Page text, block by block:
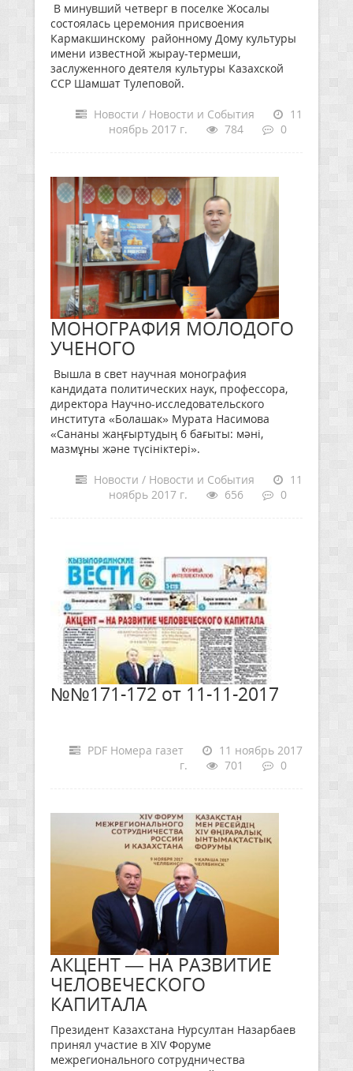
В минувший четверг в поселке Жосалы
состоялась церемония присвоения
Кармакшинскому районному Дому культуры
имени известной жырау-термеши,
заслуженного деятеля культуры Казахской
ССР Шамшат Тулеповой.
Новости / Новости и События
11
ноябрь 2017 г.
784 0
МОНОГРАФИЯ МОЛОДОГО
УЧЕНОГО
Вышла в свет научная монография
кандидата политических наук, профессора,
директора Научно-исследовательского
института «Болашак» Мурата Насимова
«Сананы жаңғыртудың 6 бағыты: мәні,
мазмұны және түсініктері».
Новости / Новости и События
11
ноябрь 2017 г.
656 0
№№171-172 от 11-11-2017
PDF Номера газет
11 ноябрь 2017
г.
701 0
АКЦЕНТ — НА РАЗВИТИЕ
ЧЕЛОВЕЧЕСКОГО
КАПИТАЛА
Президент Казахстана Нурсултан Назарбаев
принял участие в ХIV Форуме
межрегионального сотрудничества